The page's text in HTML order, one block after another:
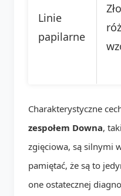
Linie
papilarne
Charakterystyczne
zespołem Downa,
zgięciowa, są silnymi
pamiętać, że są to
one ostatecznej